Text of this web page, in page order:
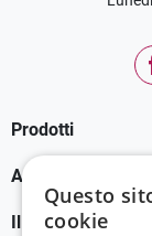
Prodotti
Assistenza Clienti
Il tuo account
Questo
cookie